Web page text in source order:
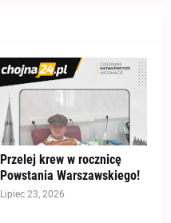
Przelej krew w rocznicę
Powstania Warszawskiego!
Lipiec 23, 2026